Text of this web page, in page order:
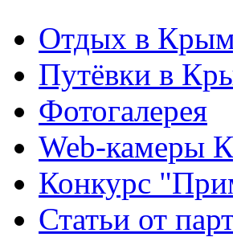
Отдых в
Путёвки в
Фотогалерея
Web-камеры
Конкурс
Статьи от